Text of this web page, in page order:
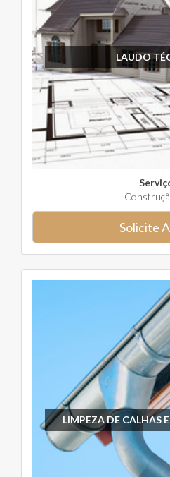
LAUDO
Solicite
LIMPEZA DE CALHAS